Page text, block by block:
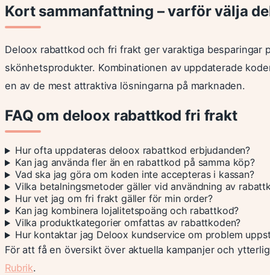
Kort sammanfattning – varför välja
Deloox rabattkod och fri frakt ger varaktiga besparingar
skönhetsprodukter. Kombinationen av uppdaterade
en av de mest attraktiva lösningarna på marknaden.
FAQ om deloox rabattkod fri frakt
Hur ofta uppdateras deloox rabattkod erbjudanden?
Kan jag använda fler än en rabattkod på samma köp?
Vad ska jag göra om koden inte accepteras i kassan?
Vilka betalningsmetoder gäller vid användning av
Hur vet jag om fri frakt gäller för min order?
Kan jag kombinera lojalitetspoäng och rabattkod?
Vilka produktkategorier omfattas av rabattkoden?
Hur kontaktar jag Deloox kundservice om problem
För att få en översikt över aktuella kampanjer och
Rubrik.